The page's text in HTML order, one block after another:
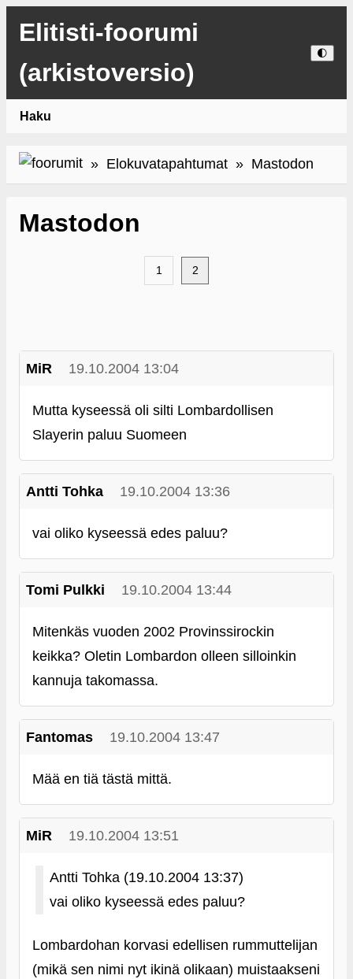
Elitisti-foorumi
(arkistoversio)
🌓
Haku
» Elokuvatapahtumat » Mastodon
Mastodon
1 2
MiR 19.10.2004 13:04
Mutta kyseessä oli silti Lombardollisen
Slayerin paluu Suomeen
Antti Tohka 19.10.2004 13:36
vai oliko kyseessä edes paluu?
Tomi Pulkki 19.10.2004 13:44
Mitenkäs vuoden 2002 Provinssirockin
keikka? Oletin Lombardon olleen silloinkin
kannuja takomassa.
Fantomas 19.10.2004 13:47
Mää en tiä tästä mittä.
MiR 19.10.2004 13:51
Antti Tohka (19.10.2004 13:37)
vai oliko kyseessä edes paluu?
Lombardohan korvasi edellisen rummuttelijan
(mikä sen nimi nyt ikinä olikaan) muistaakseni